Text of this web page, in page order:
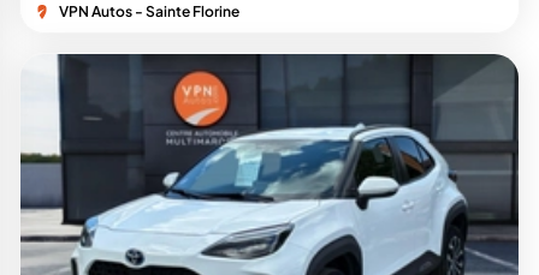
VPN Autos - Sainte Florine